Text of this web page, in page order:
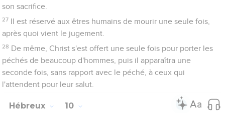
dans leur esprit,
17 il ajoute : Je ne me souviendrai plus de leurs péchés ni de
leurs fautes.
18 Or là où il y a pardon des péchés, il n'y a plus à présenter
d'offrande pour le péché.
Approchons-nous de Dieu
Ainsi, frères et sœurs, nous avons par le sang de Jésus